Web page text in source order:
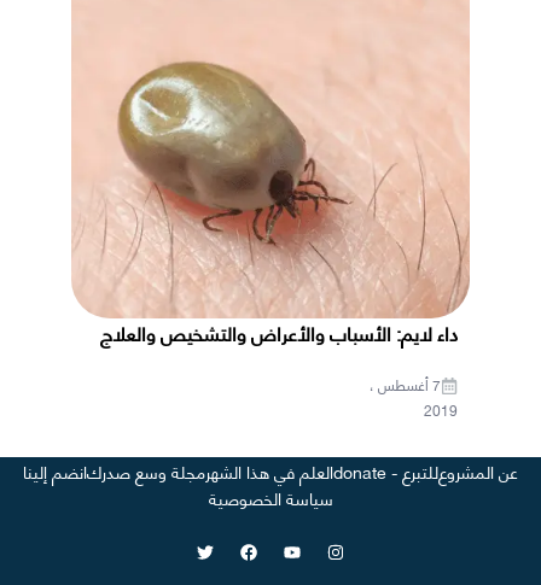
داء لايم: الأسباب والأعراض والتشخيص والعلاج
7 أغسطس ،
2019
عن المشروعللتبرع - donate العلم في هذا الشهرمجلة وسع صدركانضم إلينا
سياسة الخصوصية